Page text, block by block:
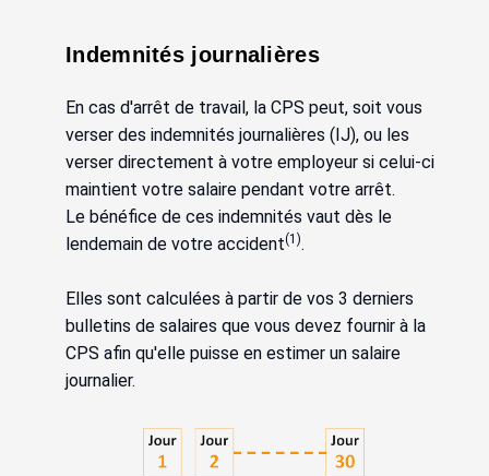
Indemnités journalières
En cas d'arrêt de travail, la CPS peut, soit vous
verser des indemnités journalières (IJ), ou les
verser directement à votre employeur si celui-ci
maintient votre salaire pendant votre arrêt.
Le bénéfice de ces indemnités vaut dès le
lendemain de votre accident(1).
Elles sont calculées à partir de vos 3 derniers
bulletins de salaires que vous devez fournir à la
CPS afin qu'elle puisse en estimer un salaire
journalier.